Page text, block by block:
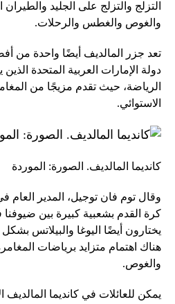
التزلج والتزلج على الجليد
والغوص والغطس والرحلات.
تعد جزر المالديف أيضًا واحدة من
دولة الإمارات العربية المتحدة
الرياضة، حيث تقدم مزيجًا من
الاستوائي.
كانديما المالديف. الصورة: الموردة
وقال توم فان توجيل، المدير العام
كرة القدم بشعبية كبيرة بين
يختارون أيضًا اليوغا والبيلاتس
هناك اهتمام متزايد برياضات
والغوص.
يمكن للعائلات في كانديما